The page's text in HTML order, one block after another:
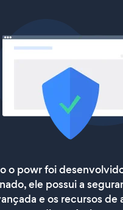
o powr foi
ele possui a
e os recursos de